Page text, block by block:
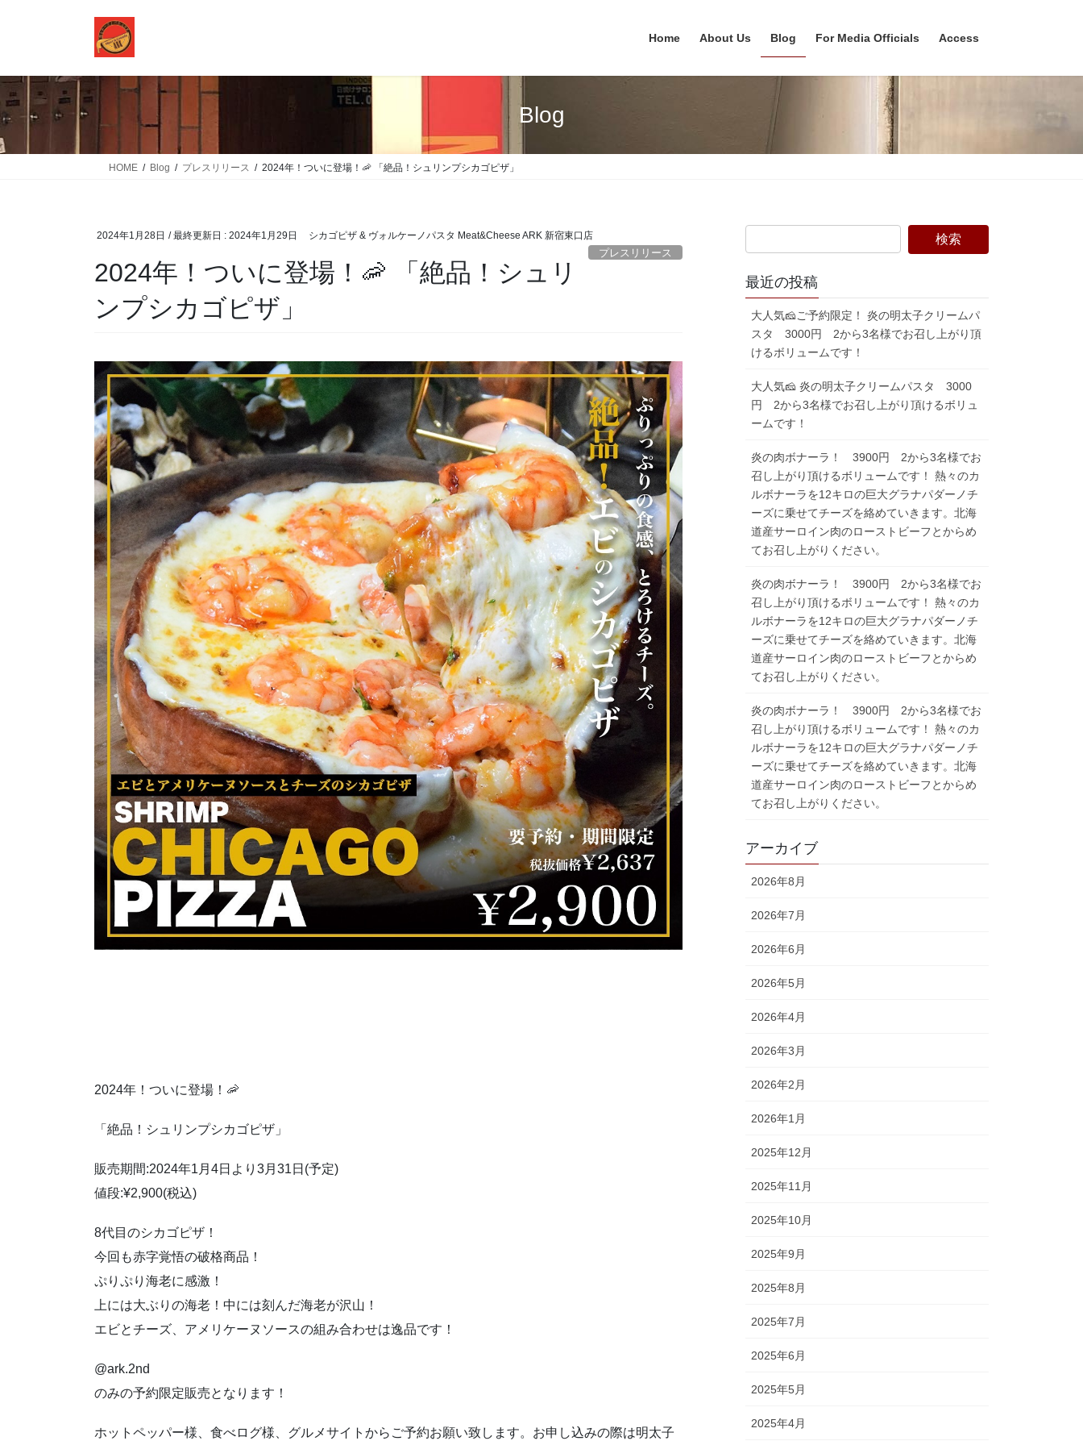
ツ
に
移
動
シ
ョ
ン
に
Home About Us Blog For Media Officials Access
Blog
HOME Blog プレスリリース 2024年！ついに登場！🦐 「絶品！シュリンプシカゴピザ」
2024年1月28日 / 最終更新日 : 2024年1月29日 シカゴピザ & ヴォルケーノパスタ Meat&Cheese ARK 新宿東口店
プレスリリース
2024年！ついに登場！🦐 「絶品！シュリ
ンプシカゴピザ」
2024年！ついに登場！🦐
「絶品！シュリンプシカゴピザ」
販売期間:2024年1月4日より3月31日(予定)
値段:¥2,900(税込)
8代目のシカゴピザ！
今回も赤字覚悟の破格商品！
ぷりぷり海老に感激！
上には大ぶりの海老！中には刻んだ海老が沢山！
エビとチーズ、アメリケーヌソースの組み合わせは逸品です！
@ark.2nd
のみの予約限定販売となります！
ホットペッパー様、食べログ様、グルメサイトからご予約お願い致します。お申し込みの際は明太子
最近の投稿
大人気🧀ご予約限定！ 炎の明太子クリームパ
スタ 3000円 2から3名様でお召し上がり頂
けるボリュームです！
大人気🧀 炎の明太子クリームパスタ 3000
円 2から3名様でお召し上がり頂けるボリュ
ームです！
炎の肉ボナーラ！ 3900円 2から3名様でお
召し上がり頂けるボリュームです！ 熱々のカ
ルボナーラを12キロの巨大グラナパダーノチ
ーズに乗せてチーズを絡めていきます。北海
道産サーロイン肉のローストビーフとからめ
てお召し上がりください。
炎の肉ボナーラ！ 3900円 2から3名様でお
召し上がり頂けるボリュームです！ 熱々のカ
ルボナーラを12キロの巨大グラナパダーノチ
ーズに乗せてチーズを絡めていきます。北海
道産サーロイン肉のローストビーフとからめ
てお召し上がりください。
炎の肉ボナーラ！ 3900円 2から3名様でお
召し上がり頂けるボリュームです！ 熱々のカ
ルボナーラを12キロの巨大グラナパダーノチ
ーズに乗せてチーズを絡めていきます。北海
道産サーロイン肉のローストビーフとからめ
てお召し上がりください。
アーカイブ
2026年8月
2026年7月
2026年6月
2026年5月
2026年4月
2026年3月
2026年2月
2026年1月
2025年12月
2025年11月
2025年10月
2025年9月
2025年8月
2025年7月
2025年6月
2025年5月
2025年4月